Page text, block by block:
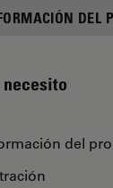
DEL
necesito
del